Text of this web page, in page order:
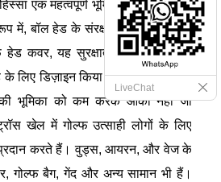
एक महत्वपूर्ण भूमिका निभाता है, और
में, बॉल हेड के संरक्षण उपाय विशेष रूप
हेड कवर, यह सुरक्षात्मक उपकरण जिसे
लिए डिज़ाइन किया गया है, बड़ा नहीं हो
भूमिका को कम करके आंका नहीं जा
खेल में गोल्फ उत्साही लोगों के लिए
करते हैं। वुड्स, आयरन, और वेज के
गोल्फ बैग, गेंद और अन्य सामान भी हैं।
LiveChat